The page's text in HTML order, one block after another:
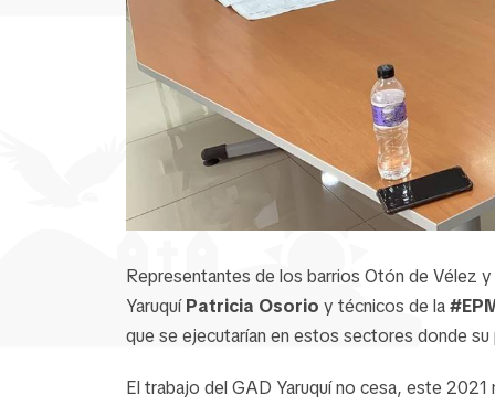
Representantes de los barrios Otón de Vélez
YaruquíPatricia Osorio y técnicos de la
que se ejecutarían en estos sectores donde
El trabajo del GAD Yaruquí no cesa, este